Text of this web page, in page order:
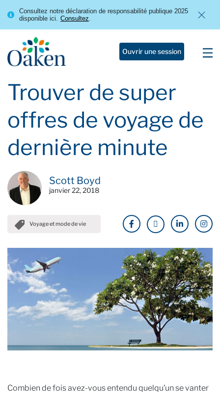
Consultez notre déclaration de responsabilité publique 2025
disponible ici. Consultez.
Ouvrir une session
Trouver de super
offres de voyage de
dernière minute
Scott Boyd
janvier 22, 2018
Voyage et mode de vie
Combien de fois avez-vous entendu quelqu’un se vanter